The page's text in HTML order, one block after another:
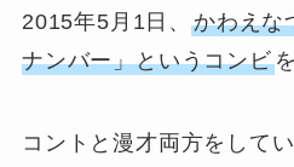
2015年5月1日、 かわえな
ナンバー」というコンビ
コントと漫才両方をして